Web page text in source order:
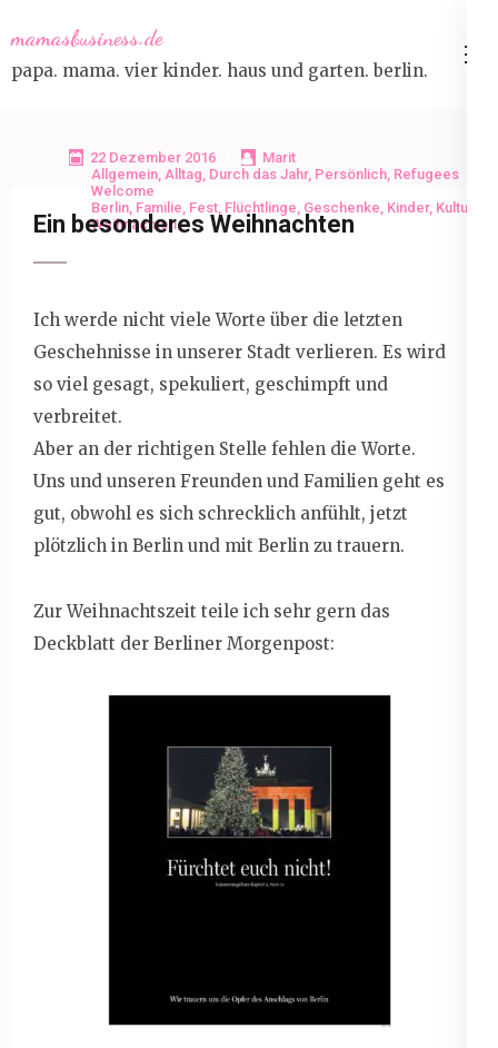
to
content
mamasbusiness.de
papa. mama. vier kinder. haus und garten. berlin.
22 Dezember 2016
Marit
Allgemein, Alltag, Durch das Jahr, Persönlich, Refugees
Welcome
Berlin, Familie, Fest, Flüchtlinge, Geschenke, Kinder, Kultur
Weihnachten
Ein besonderes Weihnachten
Ich werde nicht viele Worte über die letzten
Geschehnisse in unserer Stadt verlieren. Es wird
so viel gesagt, spekuliert, geschimpft und
verbreitet.
Aber an der richtigen Stelle fehlen die Worte.
Uns und unseren Freunden und Familien geht es
gut, obwohl es sich schrecklich anfühlt, jetzt
plötzlich in Berlin und mit Berlin zu trauern.
Zur Weihnachtszeit teile ich sehr gern das
Deckblatt der Berliner Morgenpost: